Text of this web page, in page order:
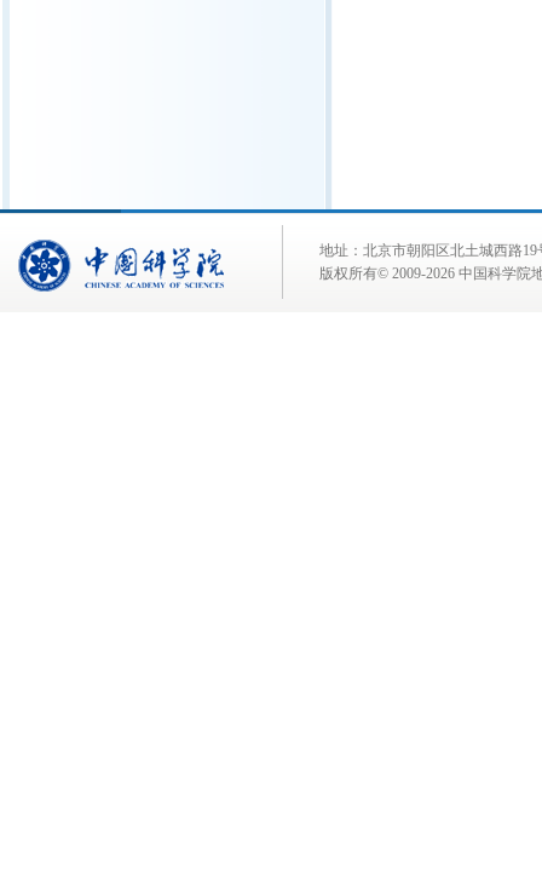
地址：北京市朝阳区北土城西路
版权所有© 2009-2026 中国科学院